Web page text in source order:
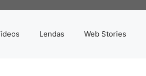
Lendas Web Stories